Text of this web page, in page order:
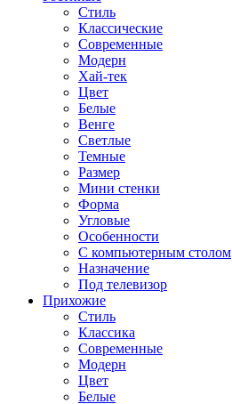
Стиль
Классические
Современные
Модерн
Хай-тек
Цвет
Белые
Венге
Светлые
Темные
Размер
Мини стенки
Форма
Угловые
Особенности
С компьютерным столом
Назначение
Под телевизор
Прихожие
Стиль
Классика
Современные
Модерн
Цвет
Белые